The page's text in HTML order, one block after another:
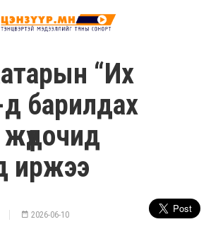
“Их
д барилдах
иржээ
2026-06-10